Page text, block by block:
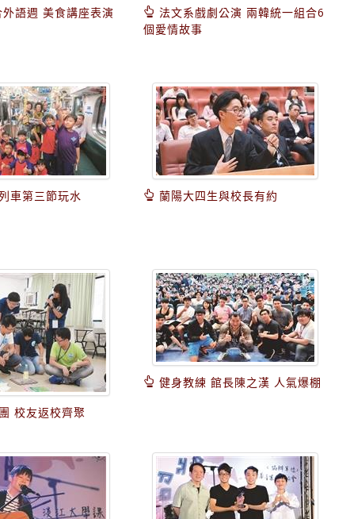
語週 美食講座表演
法文系戲劇公演 兩韓統一組合6
個愛情故事
車第三節玩水
蘭陽大四生與校長有約
校友返校齊聚
健身教練 館長陳之漢 人氣爆棚